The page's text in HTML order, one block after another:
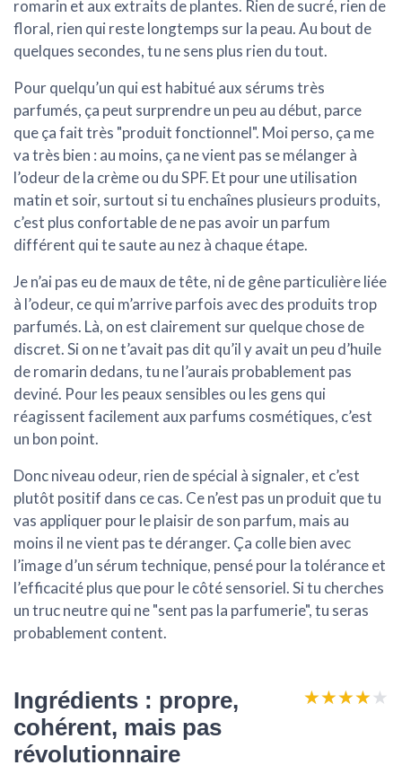
romarin et aux extraits de plantes. Rien de sucré, rien de
floral, rien qui reste longtemps sur la peau. Au bout de
quelques secondes, tu ne sens plus rien du tout.
Pour quelqu’un qui est habitué aux sérums très
parfumés, ça peut surprendre un peu au début, parce
que ça fait très "produit fonctionnel". Moi perso, ça me
va très bien : au moins, ça ne vient pas se mélanger à
l’odeur de la crème ou du SPF. Et pour une utilisation
matin et soir, surtout si tu enchaînes plusieurs produits,
c’est plus confortable de ne pas avoir un parfum
différent qui te saute au nez à chaque étape.
Je n’ai pas eu de maux de tête, ni de gêne particulière liée
à l’odeur, ce qui m’arrive parfois avec des produits trop
parfumés. Là, on est clairement sur quelque chose de
discret. Si on ne t’avait pas dit qu’il y avait un peu d’huile
de romarin dedans, tu ne l’aurais probablement pas
deviné. Pour les peaux sensibles ou les gens qui
réagissent facilement aux parfums cosmétiques, c’est
un bon point.
Donc niveau odeur, rien de spécial à signaler, et c’est
plutôt positif dans ce cas. Ce n’est pas un produit que tu
vas appliquer pour le plaisir de son parfum, mais au
moins il ne vient pas te déranger. Ça colle bien avec
l’image d’un sérum technique, pensé pour la tolérance et
l’efficacité plus que pour le côté sensoriel. Si tu cherches
un truc neutre qui ne "sent pas la parfumerie", tu seras
probablement content.
Ingrédients : propre,
cohérent, mais pas
révolutionnaire
★★★★★
★★★★★